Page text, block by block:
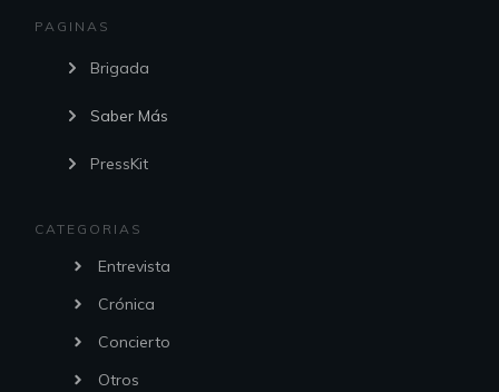
PAGINAS
Brigada
Saber Más
PressKit
CATEGORIAS
Entrevista
Crónica
Concierto
Otros